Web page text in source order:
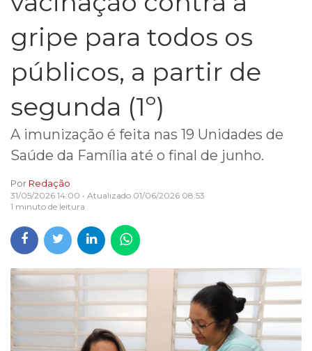
gripe para todos os
públicos, a partir de
segunda (1º)
A imunização é feita nas 19 Unidades de
Saúde da Família até o final de junho.
Por Redação
31/05/2026 14:00 • Atualizado 01/06/2026 08:53
1 minuto de leitura